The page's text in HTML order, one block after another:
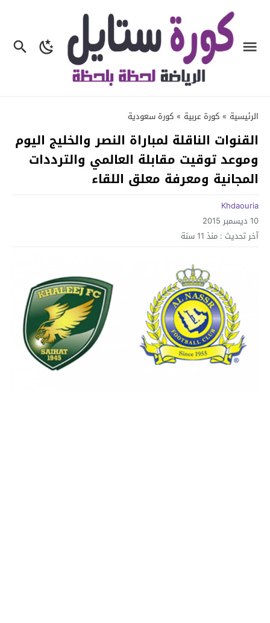
الرئيسية » كورة عربية » كورة سعودية
القنوات الناقلة لمباراة النصر والخليج اليوم
وموعد توقيت مقابلة العالمي والترددات
المجانية ومعرفة معلق اللقاء
Khdaouria
10 ديسمبر 2015
آخر تحديث : منذ 11 سنة